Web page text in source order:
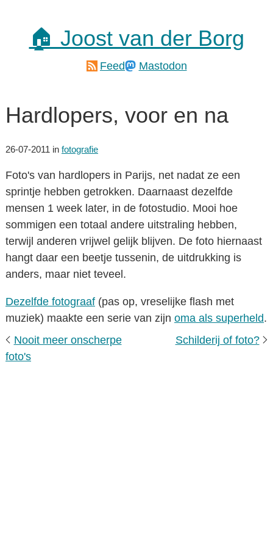
🏠 Joost van der Borg
Feed Mastodon
Hardlopers, voor en na
26-07-2011 in fotografie
Foto's van hardlopers in Parijs, net nadat ze een
sprintje hebben getrokken. Daarnaast dezelfde
mensen 1 week later, in de fotostudio. Mooi hoe
sommigen een totaal andere uitstraling hebben,
terwijl anderen vrijwel gelijk blijven. De foto hiernaast
hangt daar een beetje tussenin, de uitdrukking is
anders, maar niet teveel.
Dezelfde fotograaf (pas op, vreselijke flash met
muziek) maakte een serie van zijn oma als superheld.
Nooit meer onscherpe
foto's
Schilderij of foto?